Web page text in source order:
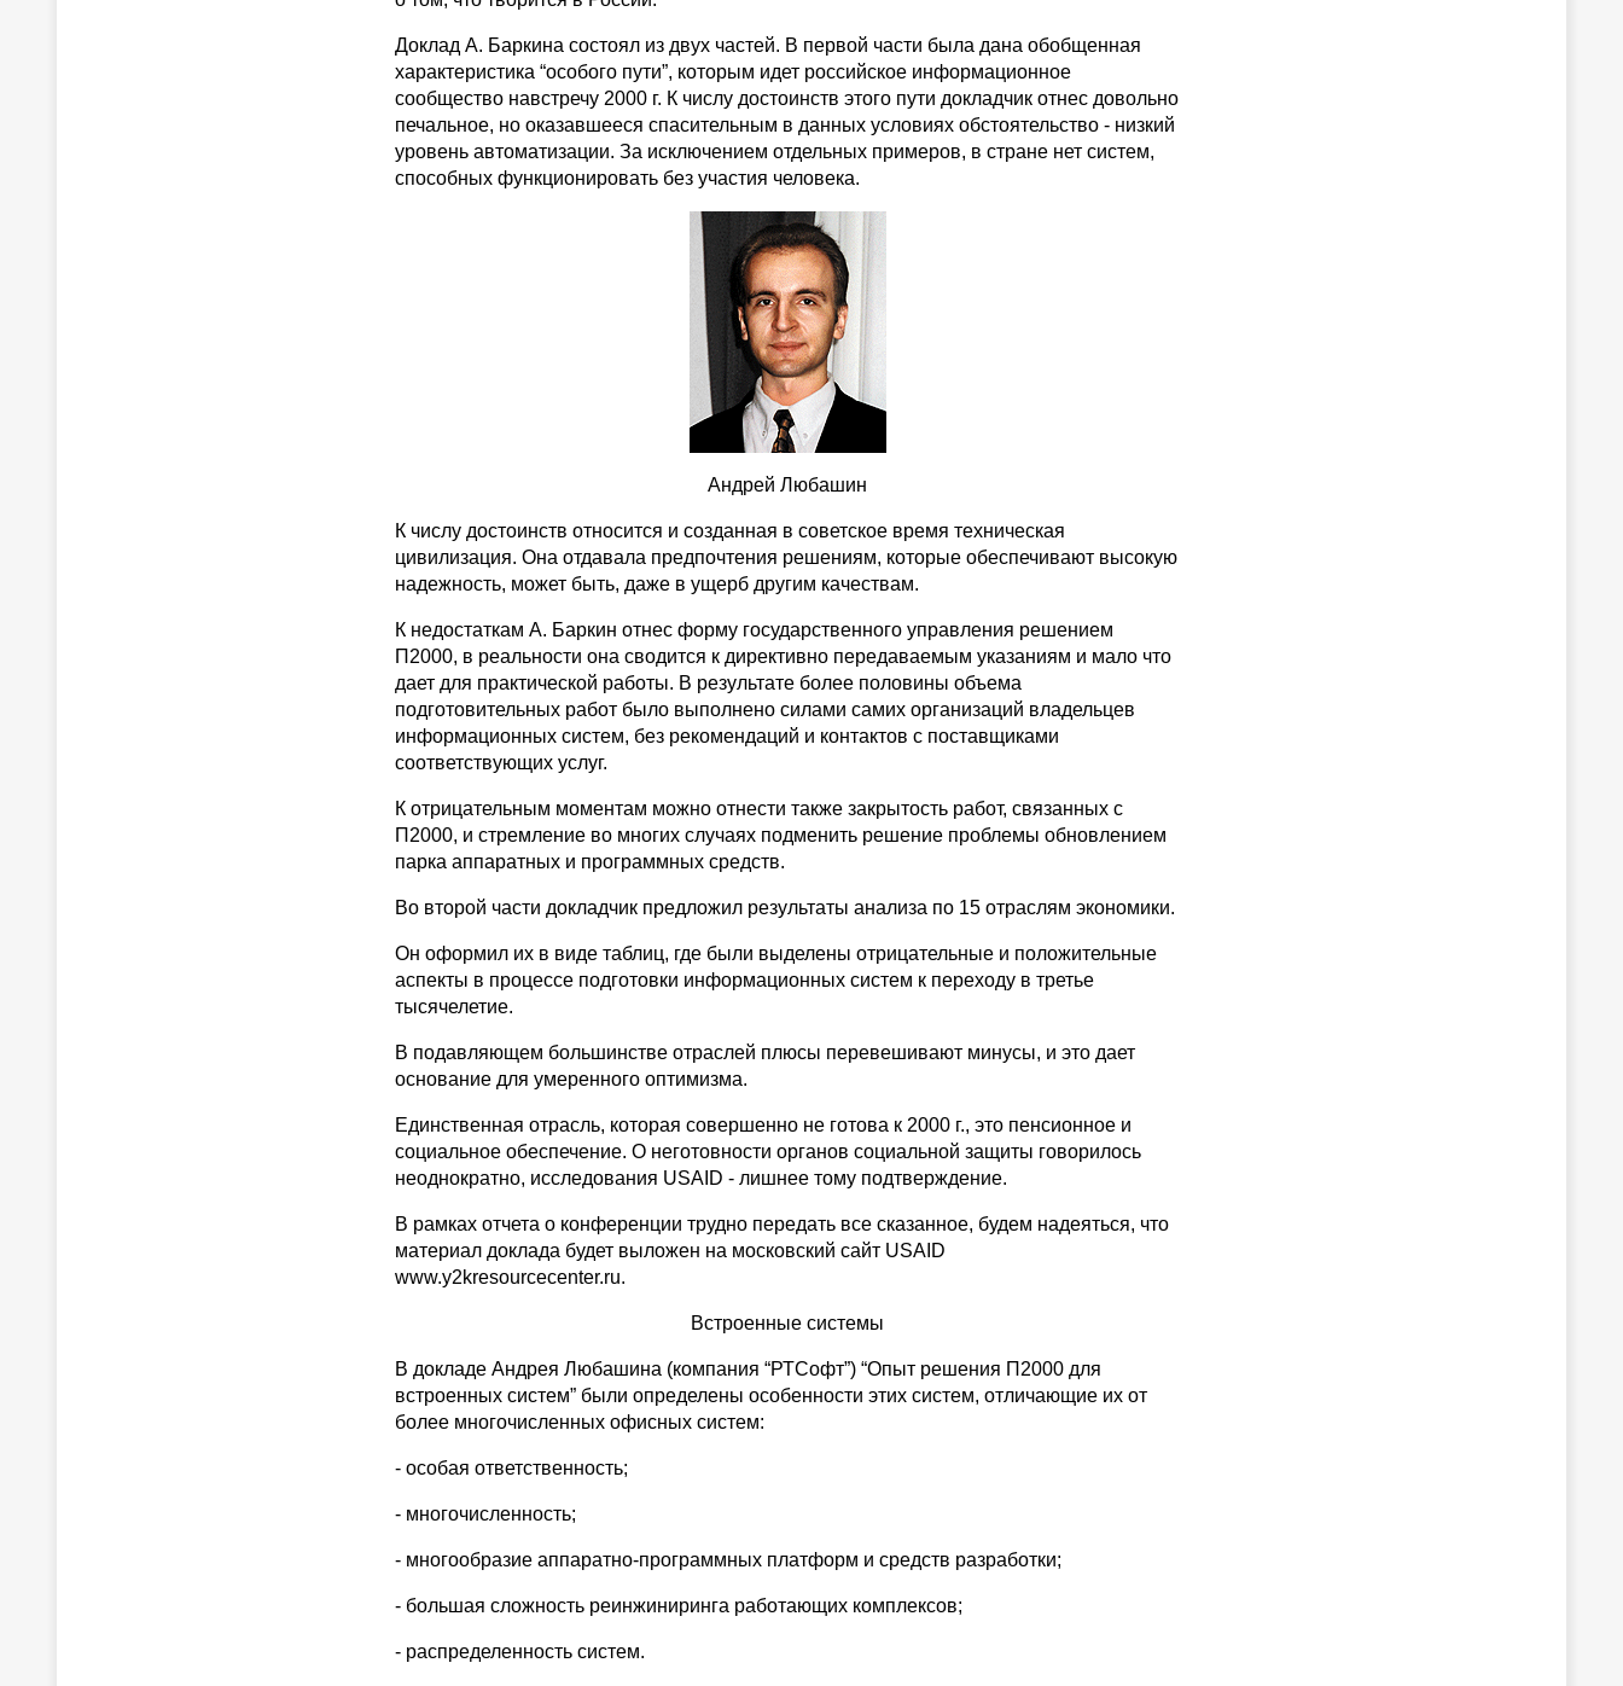
Доклад А. Баркина состоял из двух частей. В первой части была дана обобщенная
характеристика “особого пути”, которым идет российское информационное
сообщество навстречу 2000 г. К числу достоинств этого пути докладчик отнес довольно
печальное, но оказавшееся спасительным в данных условиях обстоятельство - низкий
уровень автоматизации. За исключением отдельных примеров, в стране нет систем,
способных функционировать без участия человека.
Андрей Любашин
К числу достоинств относится и созданная в советское время техническая
цивилизация. Она отдавала предпочтения решениям, которые обеспечивают высокую
надежность, может быть, даже в ущерб другим качествам.
К недостаткам А. Баркин отнес форму государственного управления решением
П2000, в реальности она сводится к директивно передаваемым указаниям и мало что
дает для практической работы. В результате более половины объема
подготовительных работ было выполнено силами самих организаций владельцев
информационных систем, без рекомендаций и контактов с поставщиками
соответствующих услуг.
К отрицательным моментам можно отнести также закрытость работ, связанных с
П2000, и стремление во многих случаях подменить решение проблемы обновлением
парка аппаратных и программных средств.
Во второй части докладчик предложил результаты анализа по 15 отраслям экономики.
Он оформил их в виде таблиц, где были выделены отрицательные и положительные
аспекты в процессе подготовки информационных систем к переходу в третье
тысячелетие.
В подавляющем большинстве отраслей плюсы перевешивают минусы, и это дает
основание для умеренного оптимизма.
Единственная отрасль, которая совершенно не готова к 2000 г., это пенсионное и
социальное обеспечение. О неготовности органов социальной защиты говорилось
неоднократно, исследования USAID - лишнее тому подтверждение.
В рамках отчета о конференции трудно передать все сказанное, будем надеяться, что
материал доклада будет выложен на московский сайт USAID
www.y2kresourcecenter.ru.
Встроенные системы
В докладе Андрея Любашина (компания “РТСофт”) “Опыт решения П2000 для
встроенных систем” были определены особенности этих систем, отличающие их от
более многочисленных офисных систем:
- особая ответственность;
- многочисленность;
- многообразие аппаратно-программных платформ и средств разработки;
- большая сложность реинжиниринга работающих комплексов;
- распределенность систем.